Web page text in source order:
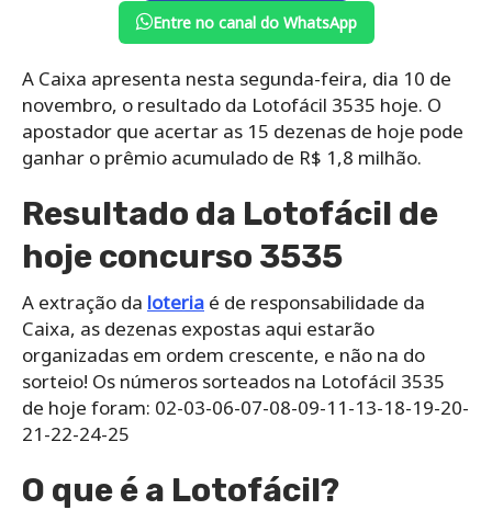
Entre no canal do WhatsApp
A Caixa apresenta nesta segunda-feira, dia 10 de
novembro, o resultado da Lotofácil 3535 hoje. O
apostador que acertar as 15 dezenas de hoje pode
ganhar o prêmio acumulado de R$ 1,8 milhão.
Resultado da Lotofácil de
hoje concurso 3535
A extração da loteria é de responsabilidade da
Caixa, as dezenas expostas aqui estarão
organizadas em ordem crescente, e não na do
sorteio! Os números sorteados na Lotofácil 3535
de hoje foram: 02-03-06-07-08-09-11-13-18-19-20-
21-22-24-25
O que é a Lotofácil?